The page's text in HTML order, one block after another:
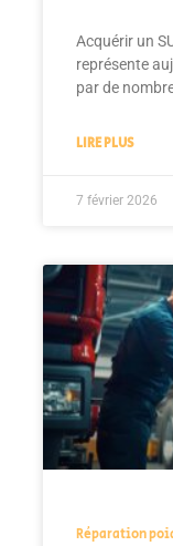
Acquérir un
représente
par de
LIRE PLUS
7 février 2026
Réparation